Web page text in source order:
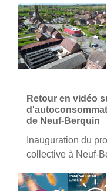
Retour en vidéo
de Neuf-Berquin
Inauguration du
collective à Neuf-